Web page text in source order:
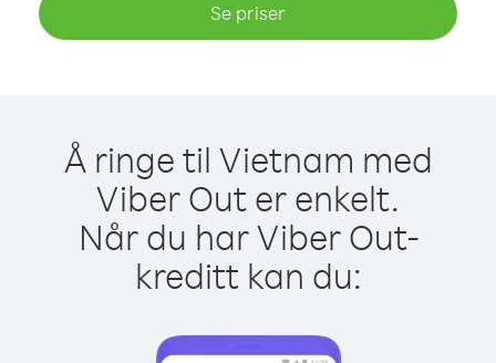
Se priser
Å ringe til Vietnam med
Viber Out er enkelt.
Når du har Viber Out-
kreditt kan du: